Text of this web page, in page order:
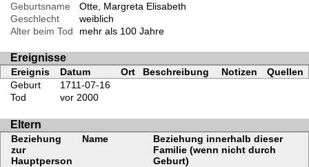
Geburtsname
Otte, Margreta Elisabeth
Geschlecht
weiblich
Alter beim Tod
mehr als 100 Jahre
Ereignisse
Ereignis Datum Ort Beschreibung Notizen
Quellen
Geburt
1711-07-16
Tod
vor 2000
Eltern
Beziehung
zur
Hauptperson
Name
Beziehung innerhalb dieser
Familie (wenn nicht durch
Geburt)